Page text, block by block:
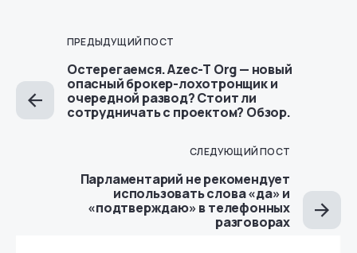
ПРЕДЫДУЩИЙ ПОСТ
Остерегаемся. Azec-T Org — новый
опасный брокер-лохотронщик и
очередной развод? Стоит ли
сотрудничать с проектом? Обзор.
СЛЕДУЮЩИЙ ПОСТ
Парламентарий не рекомендует
использовать слова «да» и
«подтверждаю» в телефонных
разговорах